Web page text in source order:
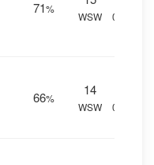
71%
WSW
0 mm.
66%
14
WSW
0 mm.